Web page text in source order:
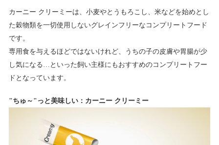
カーニー クリーミーは、小麦やとうもろこし、米などを始めとし
た穀物類を一切使用しないグレインフリーなコンプリートフード
です。
専用食を与えるほどではないけれど、うちの子の皮膚や胃腸が少
し気になる…といった飼い主様にもおすすめのコンプリートフー
ドとなっています。
"ちゅ～"っと美味しい：カーニー クリーミー